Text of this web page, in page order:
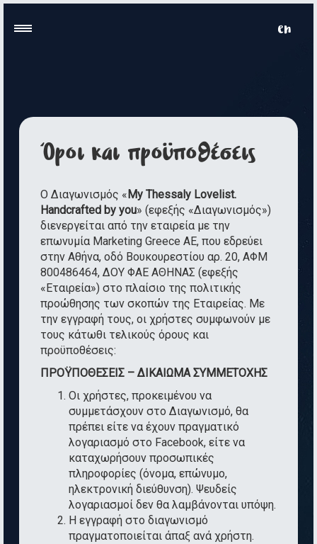
Όροι και προϋποθέσεις
Ο Διαγωνισμός « My Thessaly Lovelist.
Handcrafted by you» (εφεξής «Διαγωνισμός»)
διενεργείται από την εταιρεία με την
επωνυμία Marketing Greece ΑΕ, που εδρεύει
στην Αθήνα, οδό Βουκουρεστίου αρ. 20, ΑΦΜ
800486464, ΔΟΥ ΦΑΕ ΑΘΗΝΑΣ (εφεξής
«Εταιρεία») στο πλαίσιο της πολιτικής
προώθησης των σκοπών της Εταιρείας. Με
την εγγραφή τους, οι χρήστες συμφωνούν με
τους κάτωθι τελικούς όρους και
προϋποθέσεις:
ΠΡΟΫΠΟΘΕΣΕΙΣ – ΔΙΚΑΙΩΜΑ ΣΥΜΜΕΤΟΧΗΣ
Οι χρήστες, προκειμένου να
συμμετάσχουν στο Διαγωνισμό, θα
πρέπει είτε να έχουν πραγματικό
λογαριασμό στο Facebook, είτε να
καταχωρήσουν προσωπικές
πληροφορίες (όνομα, επώνυμο,
ηλεκτρονική διεύθυνση). Ψευδείς
λογαριασμοί δεν θα λαμβάνονται υπόψη.
Η εγγραφή στο διαγωνισμό
πραγματοποιείται άπαξ ανά χρήστη.